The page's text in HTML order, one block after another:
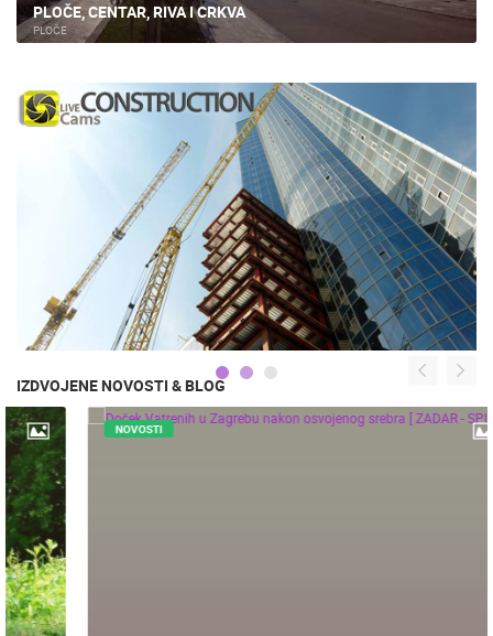
PLOČE, CENTAR, RIVA I CRKVA
PLOČE
IZDVOJENE NOVOSTI & BLOG
NOVOSTI